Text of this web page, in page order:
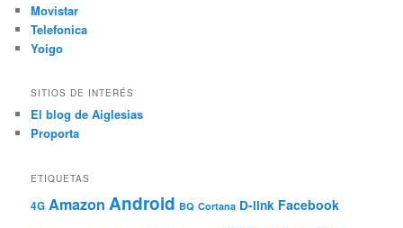
Movistar
Telefonica
Yoigo
SITIOS DE INTERÉS
El blog de Aiglesias
Proporta
ETIQUETAS
4G Amazon Android BQ Cortana D-link Facebook